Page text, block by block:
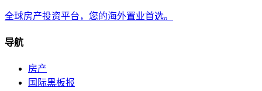
全球房产投资平台，您的海外置业首选。
导航
房产
国际黑板报